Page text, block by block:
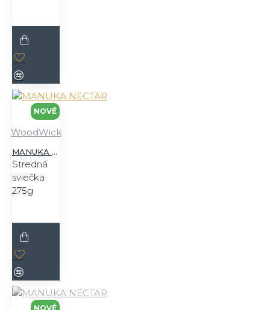
NOVÉ
WoodWick
MANUKA NECTAR
Stredná
sviečka
275g
NOVÉ